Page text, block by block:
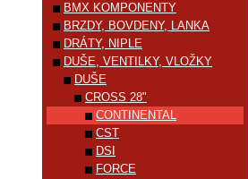
BMX KOMPONENTY
BRZDY, BOVDENY, LANKA
DRÁTY, NIPLE
DUŠE, VENTILKY, VLOŽKY
DUŠE
CROSS 28"
CONTINENTAL
CST
DSI
FORCE